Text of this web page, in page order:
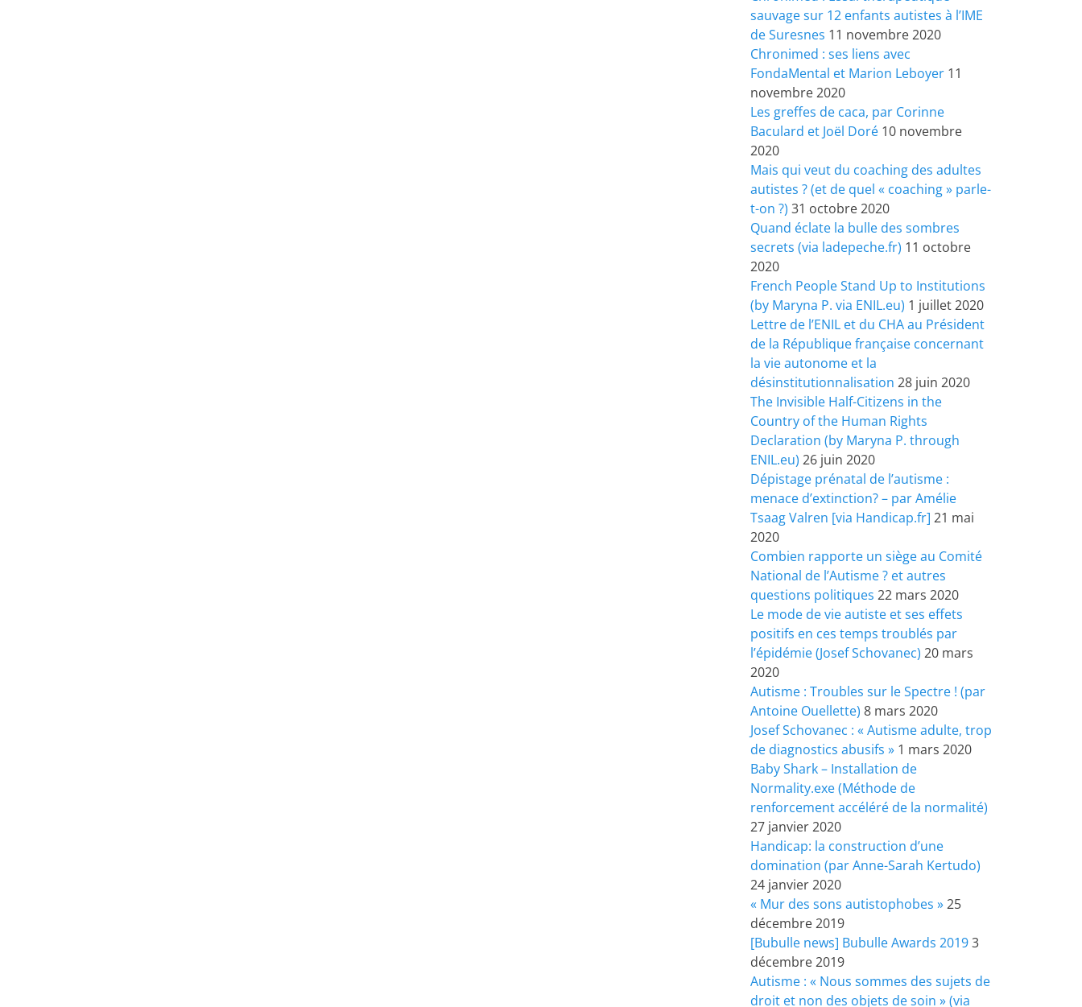
sauvage sur 12 enfants autistes à l’IME
de Suresnes 11 novembre 2020
Chronimed : ses liens avec
FondaMental et Marion Leboyer 11
novembre 2020
Les greffes de caca, par Corinne
Baculard et Joël Doré 10 novembre
2020
Mais qui veut du coaching des adultes
autistes ? (et de quel « coaching » parle-
t-on ?) 31 octobre 2020
Quand éclate la bulle des sombres
secrets (via ladepeche.fr) 11 octobre
2020
French People Stand Up to Institutions
(by Maryna P. via ENIL.eu) 1 juillet 2020
Lettre de l’ENIL et du CHA au Président
de la République française concernant
la vie autonome et la
désinstitutionnalisation 28 juin 2020
The Invisible Half-Citizens in the
Country of the Human Rights
Declaration (by Maryna P. through
ENIL.eu) 26 juin 2020
Dépistage prénatal de l’autisme :
menace d’extinction? – par Amélie
Tsaag Valren [via Handicap.fr] 21 mai
2020
Combien rapporte un siège au Comité
National de l’Autisme ? et autres
questions politiques 22 mars 2020
Le mode de vie autiste et ses effets
positifs en ces temps troublés par
l’épidémie (Josef Schovanec) 20 mars
2020
Autisme : Troubles sur le Spectre ! (par
Antoine Ouellette) 8 mars 2020
Josef Schovanec : « Autisme adulte, trop
de diagnostics abusifs » 1 mars 2020
Baby Shark – Installation de
Normality.exe (Méthode de
renforcement accéléré de la normalité)
27 janvier 2020
Handicap: la construction d’une
domination (par Anne-Sarah Kertudo)
24 janvier 2020
« Mur des sons autistophobes »25
décembre 2019
[Bubulle news] Bubulle Awards 20193
décembre 2019
Autisme : « Nous sommes des sujets de
droit et non des objets de soin » (via